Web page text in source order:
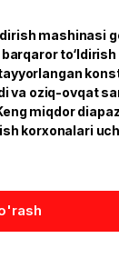
mashinasi
to‘ldirish
va oziq-ovqat
miqdor
korxonalari